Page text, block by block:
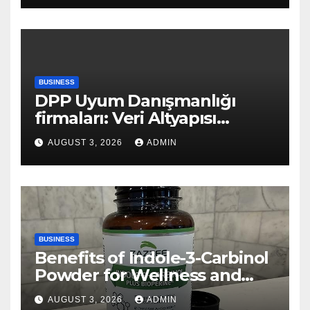
BUSINESS
DPP Uyum Danışmanlığı
firmaları: Veri Altyapısı
Rehberi
AUGUST 3, 2026 ADMIN
BUSINESS
Benefits of Indole-3-Carbinol
Powder for Wellness and
Healthy Lifestyle Support
AUGUST 3, 2026 ADMIN